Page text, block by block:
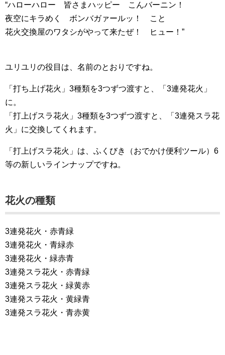
“ハローハロー 皆さまハッピー こんバーニン！
夜空にキラめく ボンバガァールッ！ こと
花火交換屋のワタシがやって来たぜ！ ヒュー！”
ユリユリの役目は、名前のとおりですね。
「打ち上げ花火」3種類を3つずつ渡すと、「3連発花火」
に。
「打上げスラ花火」3種類を3つずつ渡すと、「3連発スラ花
火」に交換してくれます。
「打上げスラ花火」は、ふくびき（おでかけ便利ツール）6
等の新しいラインナップですね。
花火の種類
3連発花火・赤青緑
3連発花火・青緑赤
3連発花火・緑赤青
3連発スラ花火・赤青緑
3連発スラ花火・緑黄赤
3連発スラ花火・黄緑青
3連発スラ花火・青赤黄